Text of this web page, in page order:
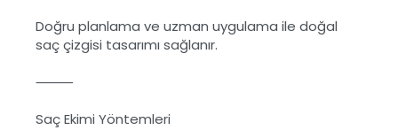
Doğru planlama ve uzman uygulama ile doğal
saç çizgisi tasarımı sağlanır.
⸻
Saç Ekimi Yöntemleri